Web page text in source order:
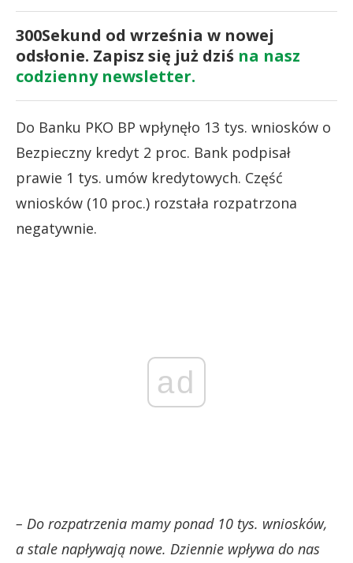
300Sekund od września w nowej
odsłonie. Zapisz się już dziś na nasz
codzienny newsletter.
Do Banku PKO BP wpłynęło 13 tys. wniosków o
Bezpieczny kredyt 2 proc. Bank podpisał
prawie 1 tys. umów kredytowych. Część
wniosków (10 proc.) rozstała rozpatrzona
negatywnie.
ad
– Do rozpatrzenia mamy ponad 10 tys. wniosków,
a stale napływają nowe. Dziennie wpływa do nas